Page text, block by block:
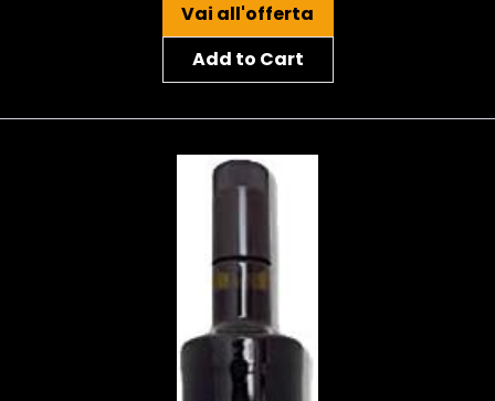
Vai all'offerta
Add to Cart